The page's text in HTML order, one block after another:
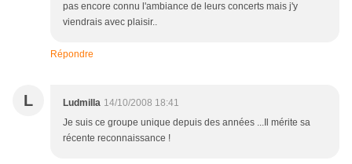
pas encore connu l'ambiance de leurs concerts mais j'y
viendrais avec plaisir..
Répondre
L Ludmilla 14/10/2008 18:41
Je suis ce groupe unique depuis des années ...Il mérite sa
récente reconnaissance !